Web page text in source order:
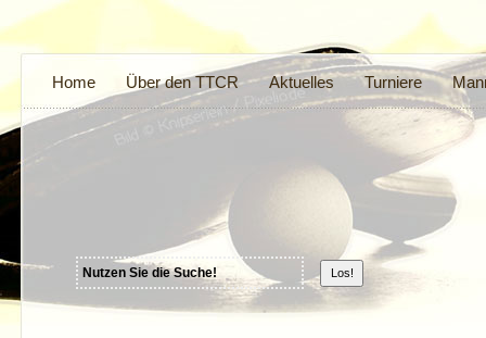
Home Über den TTCR Aktuelles Turniere